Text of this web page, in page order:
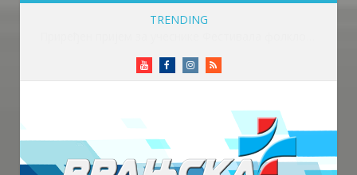
TRENDING
YoutubeFacebookInstagram
RSS